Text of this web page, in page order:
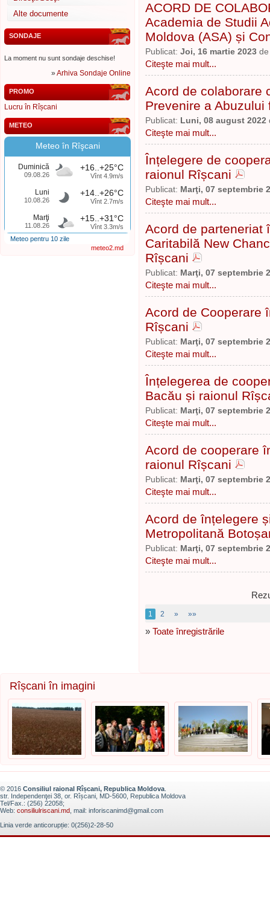
Alte documente
SONDAJE
La moment nu sunt sondaje deschise!
»Arhiva Sondaje Online
PROMO
Lucru în Rîșcani
METEO
Meteo în Rîşcani
Duminică
09.08.26
+16..+25°C
Vînt 4.9m/s
Luni
10.08.26
+14..+26°C
Vînt 2.7m/s
Marţi
11.08.26
+15..+31°C
Vînt 3.3m/s
Meteo pentru 10 zile
meteo2.md
ACORD DE
Academia de Studii
Moldova (ASA) și
Publicat: Joi, 16 martie 2023
Citeşte mai mult...
Acord de colaborare
Prevenire a Abuzului
Publicat: Luni, 08 august 2022
Citeşte mai mult...
Înțelegere de
raionul Rîșcani
Publicat: Marţi, 07 septembrie
Citeşte mai mult...
Acord de parteneriat
Caritabilă New
Rîșcani
Publicat: Marţi, 07 septembrie
Citeşte mai mult...
Acord de Cooperare
Rîșcani
Publicat: Marţi, 07 septembrie
Citeşte mai mult...
Înțelegerea de
Bacău și raionul
Publicat: Marţi, 07 septembrie
Citeşte mai mult...
Acord de cooperare
raionul Rîșcani
Publicat: Marţi, 07 septembrie
Citeşte mai mult...
Acord de înțelegere
Metropolitană
Publicat: Marţi, 07 septembrie
Citeşte mai mult...
1 2 » »»
» Toate înregistrările
Rîșcani în imagini
© 2016 Consiliul raional Rîșcani, Republica Moldova
str. Independenţei 38, or. Rîșcani, MD-5600, Republica Moldova
Tel/Fax.: (256) 22058;
Web: consiliulriscani.md , mail: inforiscanimd@gmail.com
Linia verde anticorupție: 0(256)2-28-50